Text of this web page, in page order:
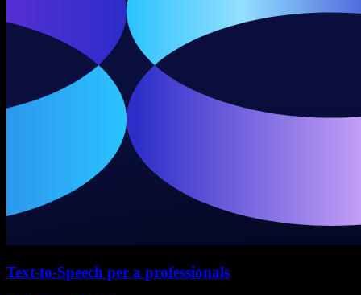
Text-to-Speech per a professionals